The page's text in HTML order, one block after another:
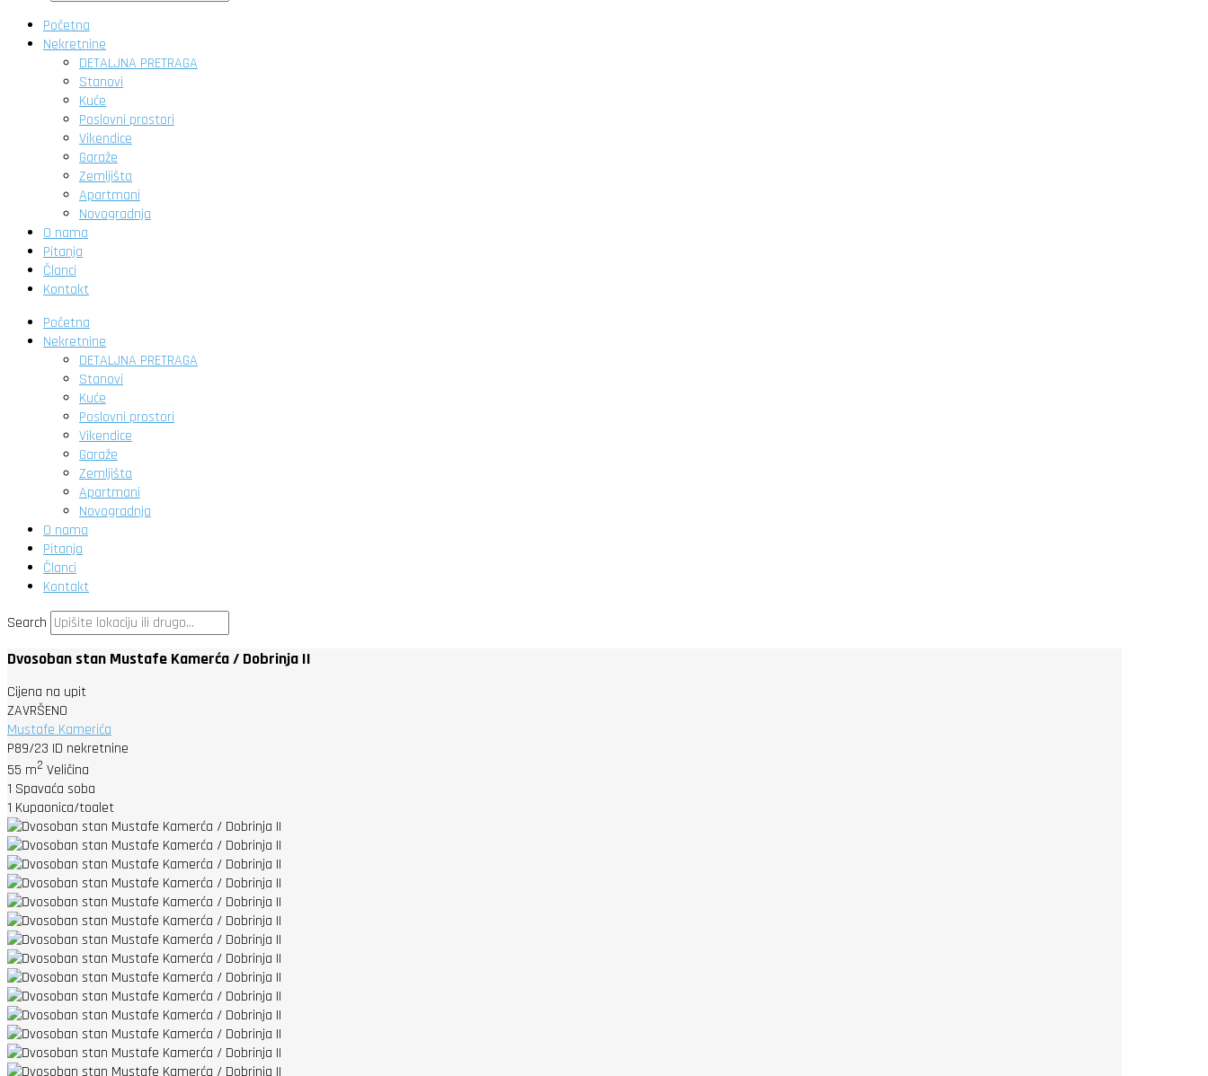
Početna
Nekretnine
DETALJNA PRETRAGA
Stanovi
Kuće
Poslovni prostori
Vikendice
Garaže
Zemljišta
Apartmani
Novogradnja
O nama
Pitanja
Članci
Kontakt
Početna
Nekretnine
DETALJNA PRETRAGA
Stanovi
Kuće
Poslovni prostori
Vikendice
Garaže
Zemljišta
Apartmani
Novogradnja
O nama
Pitanja
Članci
Kontakt
Search
Dvosoban stan Mustafe Kamerća / Dobrinja II
Cijena na upit
ZAVRŠENO
Mustafe Kamerića
P89/23 ID nekretnine
55 m2 Veličina
1 Spavaća soba
1 Kupaonica/toalet